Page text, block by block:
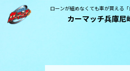
ローンが組めなくても車が買える「
カーマッチ兵庫尼